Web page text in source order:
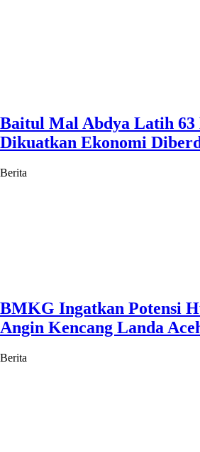
Baitul Mal Abdya Latih 63
Dikuatkan Ekonomi
Berita
BMKG Ingatkan Potensi
Angin Kencang Landa
Berita